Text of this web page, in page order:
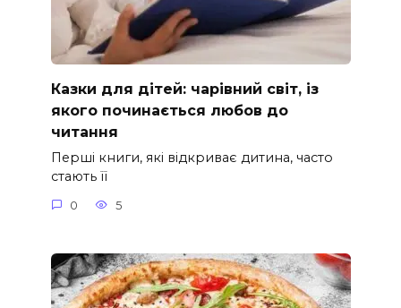
Казки для дітей: чарівний світ, із
якого починається любов до
читання
Перші книги, які відкриває дитина, часто
стають її
0 5